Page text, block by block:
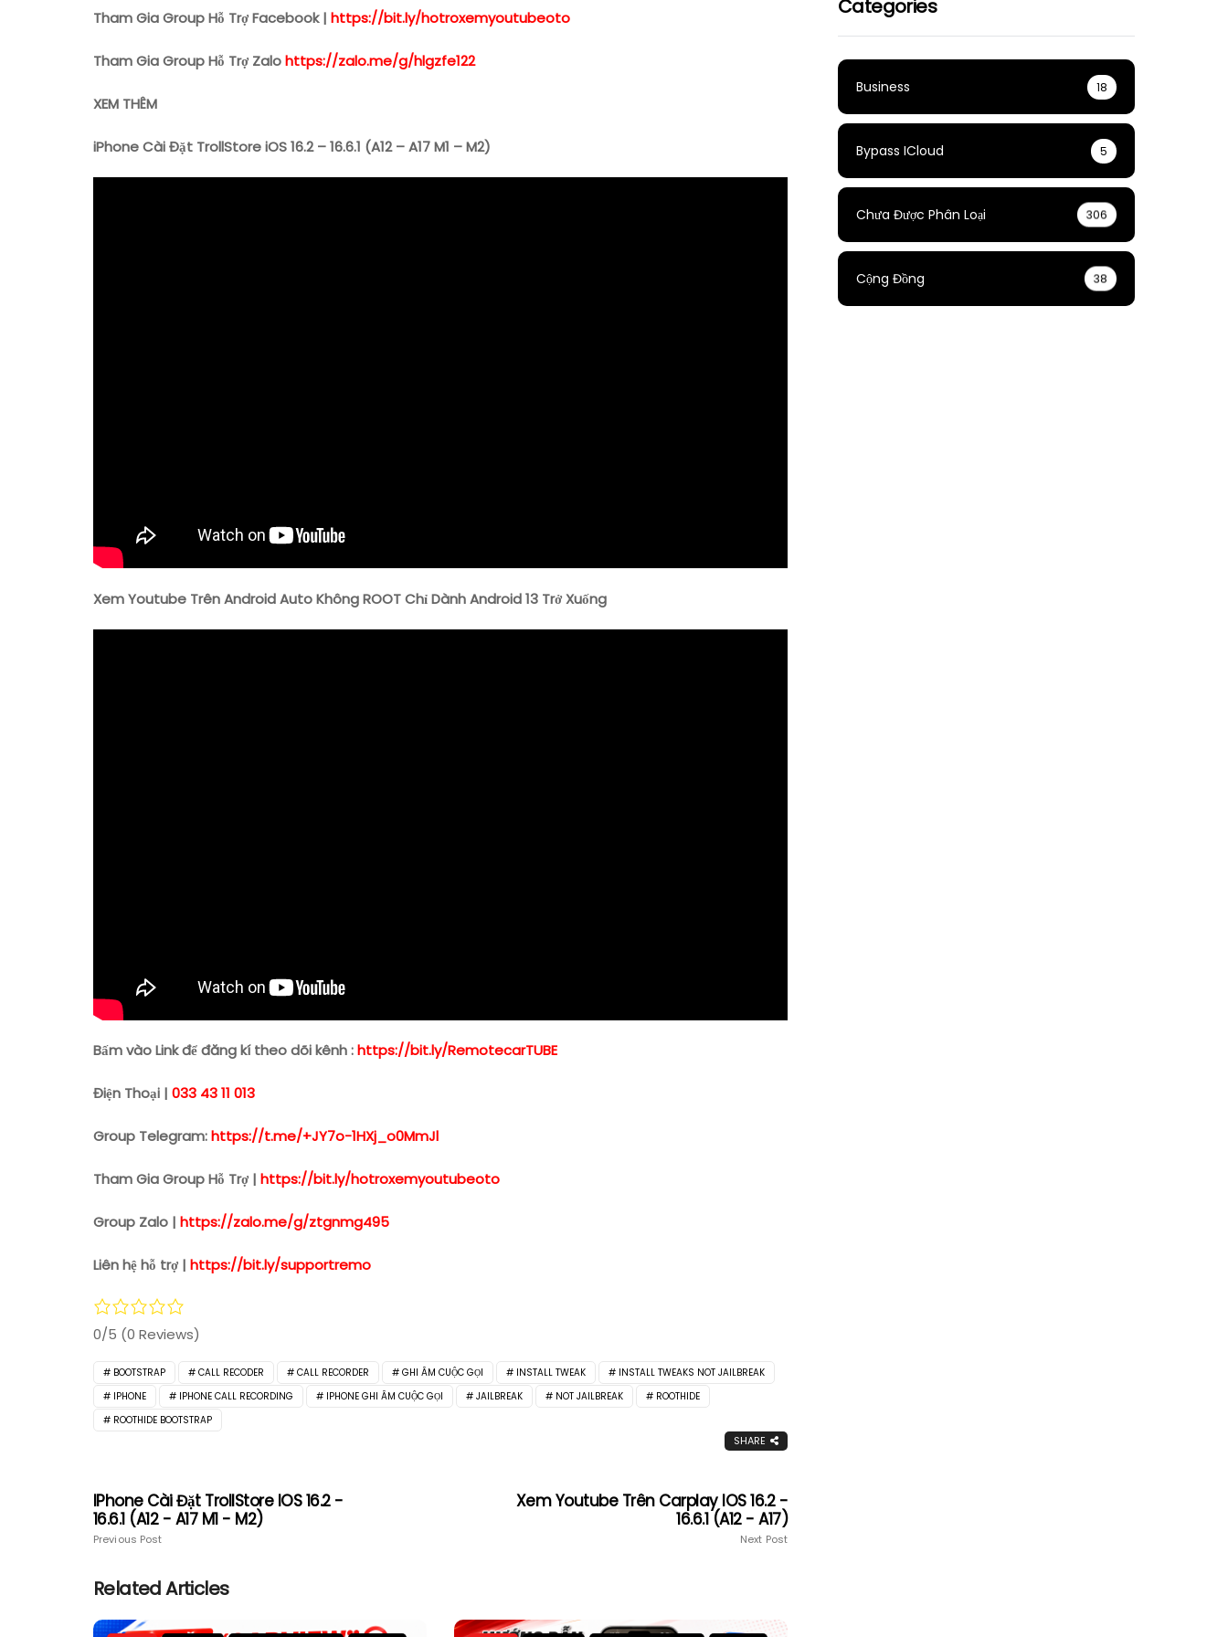
Tham Gia Group Hỗ Trợ Facebook | https://bit.ly/hotroxemyoutubeoto
Tham Gia Group Hỗ Trợ Zalohttps://zalo.me/g/hlgzfe122
XEM THÊM
iPhone Cài Đặt TrollStore iOS 16.2 – 16.6.1 (A12 – A17 M1 – M2)
Xem Youtube Trên Android Auto Không ROOT Chỉ Dành Android 13 Trở Xuống
Bấm vào Link để đăng kí theo dõi kênh :https://bit.ly/RemotecarTUBE
Điện Thoại | 033 43 11 013
Group Telegram:https://t.me/+JY7o-1HXj_o0MmJl
Tham Gia Group Hỗ Trợ | https://bit.ly/hotroxemyoutubeoto
Group Zalo | https://zalo.me/g/ztgnmg495
Liên hệ hỗ trợ | https://bit.ly/supportremo
0/5 (0 Reviews)
BOOTSTRAP CALL RECODER CALL RECORDER GHI ÂM CUỘC GỌI INSTALL TWEAK
INSTALL TWEAKS NOT JAILBREAK
IPHONE
IPHONE CALL RECORDING IPHONE GHI ÂM CUỘC GỌI JAILBREAK NOT JAILBREAK
ROOTHIDE
ROOTHIDE BOOTSTRAP
SHARE
IPhone Cài Đặt TrollStore IOS 16.2 -
16.6.1 (A12 - A17 M1 - M2)
Previous Post
Xem Youtube Trên Carplay IOS 16.2 -
16.6.1 (A12 - A17)
Next Post
Related Articles
Categories
Business 18
Bypass ICloud 5
Chưa Được Phân Loại 306
Cộng Đồng 38